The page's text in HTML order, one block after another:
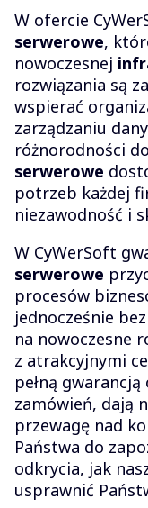
W ofercie
serwerowe,
nowoczesnej
rozwiązania są
wspierać
zarządzaniu
różnorodności
serwerowe
potrzeb każdej
niezawodność i
W CyWerSoft
serwerowe
procesów
jednocześnie
na nowoczesne
z atrakcyjnymi
pełną
zamówień, dają
przewagę nad
Państwa do
odkrycia, jak
usprawnić